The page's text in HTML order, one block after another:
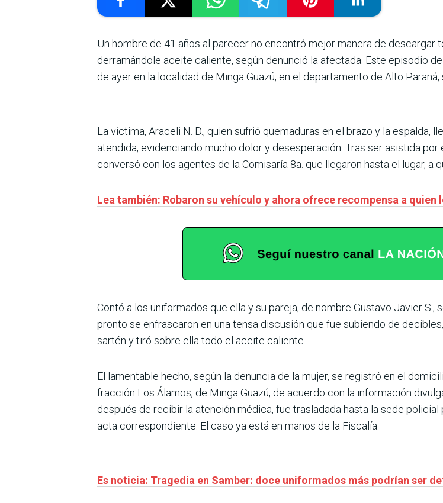
Un hombre de 41 años al parecer no encontró mejor manera de descargar
derramándole aceite caliente, según denunció la afectada. Este episodio
de ayer en la localidad de Minga Guazú, en el departamento de Alto
La víctima, Araceli N. D., quien sufrió quemaduras en el brazo y la espalda,
atendida, evidenciando mucho dolor y desesperación. Tras ser asistida
conversó con los agentes de la Comisaría 8a. que llegaron hasta el lugar,
Lea también: Robaron su vehículo y ahora ofrece recompensa a quien
Contó a los uniformados que ella y su pareja, de nombre Gustavo Javier S.,
pronto se enfrascaron en una tensa discusión que fue subiendo de
sartén y tiró sobre ella todo el aceite caliente.
El lamentable hecho, según la denuncia de la mujer, se registró en el
fracción Los Álamos, de Minga Guazú, de acuerdo con la información
después de recibir la atención médica, fue trasladada hasta la sede
acta correspondiente. El caso ya está en manos de la Fiscalía.
Es noticia: Tragedia en Samber: doce uniformados más podrían ser